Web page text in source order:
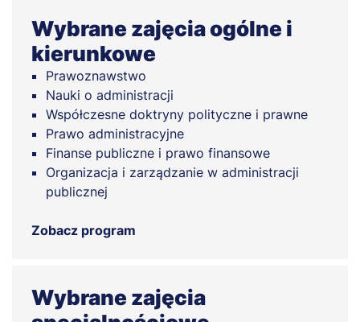
Wybrane zajęcia ogólne i
kierunkowe
Prawoznawstwo
Nauki o administracji
Współczesne doktryny polityczne i prawne
Prawo administracyjne
Finanse publiczne i prawo finansowe
Organizacja i zarządzanie w administracji
publicznej
Zobacz program
Wybrane zajęcia